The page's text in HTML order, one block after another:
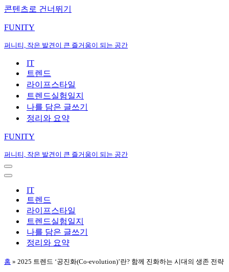
콘텐츠로 건너뛰기
FUNITY
퍼니티, 작은 발견이 큰 즐거움이 되는 공간
IT
트렌드
라이프스타일
트렌드실험일지
나를 담은 글쓰기
정리와 요약
FUNITY
퍼니티, 작은 발견이 큰 즐거움이 되는 공간
내
비
내
IT
트렌드
라이프스타일
트렌드실험일지
나를 담은 글쓰기
정리와 요약
홈 » 2025 트렌드 ‘공진화(Co-evolution)’란? 함께 진화하는 시대의 생존 전략